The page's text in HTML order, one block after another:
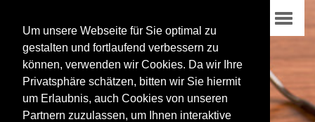
Um unsere Webseite für Sie optimal zu
gestalten und fortlaufend verbessern zu
können, verwenden wir Cookies. Da wir Ihre
Privatsphäre schätzen, bitten wir Sie hiermit
um Erlaubnis, auch Cookies von unseren
Partnern zuzulassen, um Ihnen interaktive